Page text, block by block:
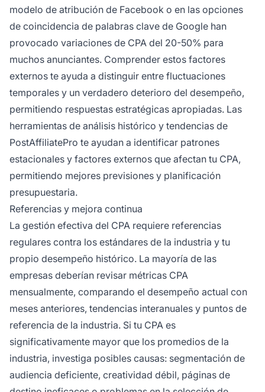
modelo de atribución de Facebook o en las opciones
de coincidencia de palabras clave de Google han
provocado variaciones de CPA del 20-50% para
muchos anunciantes. Comprender estos factores
externos te ayuda a distinguir entre fluctuaciones
temporales y un verdadero deterioro del desempeño,
permitiendo respuestas estratégicas apropiadas. Las
herramientas de análisis histórico y tendencias de
PostAffiliatePro te ayudan a identificar patrones
estacionales y factores externos que afectan tu CPA,
permitiendo mejores previsiones y planificación
presupuestaria.
Referencias y mejora continua
La gestión efectiva del CPA requiere referencias
regulares contra los estándares de la industria y tu
propio desempeño histórico. La mayoría de las
empresas deberían revisar métricas CPA
mensualmente, comparando el desempeño actual con
meses anteriores, tendencias interanuales y puntos de
referencia de la industria. Si tu CPA es
significativamente mayor que los promedios de la
industria, investiga posibles causas: segmentación de
audiencia deficiente, creatividad débil, páginas de